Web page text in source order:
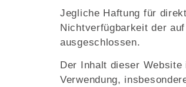
Jegliche Haftung für
Nichtverfügbarkeit der
ausgeschlossen.
Der Inhalt dieser
Verwendung,